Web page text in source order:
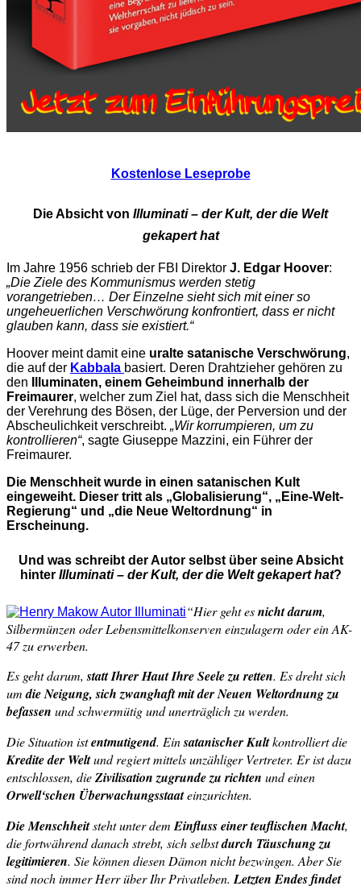
Kostenlose Leseprobe
Die Absicht von Illuminati – der Kult, der die Welt
gekapert hat
Im Jahre 1956 schrieb der FBI Direktor J. Edgar Hoover:
„Die Ziele des Kommunismus werden stetig
vorangetrieben… Der Einzelne sieht sich mit einer so
ungeheuerlichen Verschwörung konfrontiert, dass er nicht
glauben kann, dass sie existiert.“
Hoover meint damit eine uralte satanische Verschwörung,
die auf der Kabbala basiert. Deren Drahtzieher gehören zu
den
Illuminaten, einem Geheimbund innerhalb der
Freimaurer, welcher zum Ziel hat, dass sich die Menschheit
der Verehrung des Bösen, der Lüge, der Perversion und der
Abscheulichkeit verschreibt. „Wir korrumpieren, um zu
kontrollieren“, sagte Giuseppe Mazzini, ein Führer der
Freimaurer.
Die Menschheit wurde in einen satanischen Kult
eingeweiht. Dieser tritt als „Globalisierung“, „Eine-Welt-
Regierung“ und „die Neue Weltordnung“ in
Erscheinung.
Und was schreibt der Autor selbst über seine Absicht
hinter Illuminati – der Kult, der die Welt gekapert hat?
“Hier geht esnicht darum,
Silbermünzen oder Lebensmittelkonserven einzulagern oder ein AK-
47 zu erwerben.
Es geht darum,statt Ihrer Haut Ihre Seele zu retten. Es dreht sich
umdie Neigung, sich zwanghaft mit der Neuen Weltordnung zu
befassen und schwermütig und unerträglich zu werden.
Die Situation istentmutigend. Einsatanischer Kultkontrolliert die
Kredite der Weltund regiert mittels unzähliger Vertreter. Er ist dazu
entschlossen, dieZivilisation zugrunde zu richten und einen
Orwell‘schen Überwachungsstaateinzurichten.
Die Menschheitsteht unter dem Einfluss einer teuflischen Macht,
die fortwährend danach strebt, sich selbstdurch Täuschung zu
legitimieren. Sie können diesen Dämon nicht bezwingen. Aber Sie
sind noch immer Herr über Ihr Privatleben. Letzten Endes findet